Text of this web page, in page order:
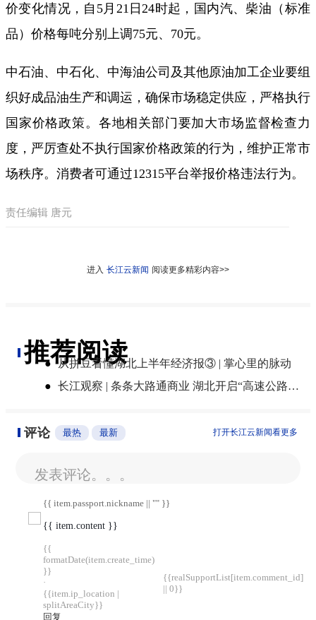
价变化情况，自5月21日24时起，国内汽、柴油（标准
品）价格每吨分别上调75元、70元。
中石油、中石化、中海油公司及其他原油加工企业要组
织好成品油生产和调运，确保市场稳定供应，严格执行
国家价格政策。各地相关部门要加大市场监督检查力
度，严厉查处不执行国家价格政策的行为，维护正常市
场秩序。消费者可通过12315平台举报价格违法行为。
责任编辑 唐元
进入 长江云新闻 阅读更多精彩内容>>
推荐阅读
● 从拼豆看懂湖北上半年经济报③ | 掌心里的脉动
●
长江观察 | 条条大路通商业 湖北开启“高速公路+”新模式
评论 最热 最新 打开长江云新闻看更多
发表评论。。。
{{ item.passport.nickname || "" }}
{{ item.content }}
{{
formatDate(item.create_time)
}}
·
{{item.ip_location |
splitAreaCity}}
回复
{{realSupportList[item.comment_id]
|| 0}}